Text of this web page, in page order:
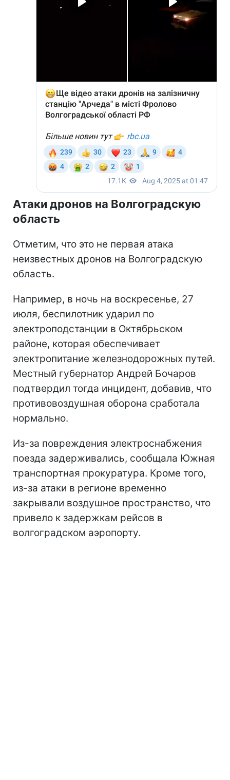
Атаки дронов на Волгоградскую
область
Отметим, что это не первая атака
неизвестных дронов на Волгоградскую
область.
Например, в ночь на воскресенье, 27
июля, беспилотник ударил по
электроподстанции в Октябрьском
районе, которая обеспечивает
электропитание железнодорожных путей.
Местный губернатор Андрей Бочаров
подтвердил тогда инцидент, добавив, что
противовоздушная оборона сработала
нормально.
Из-за повреждения электроснабжения
поезда задерживались, сообщала Южная
транспортная прокуратура. Кроме того,
из-за атаки в регионе временно
закрывали воздушное пространство, что
привело к задержкам рейсов в
волгоградском аэропорту.